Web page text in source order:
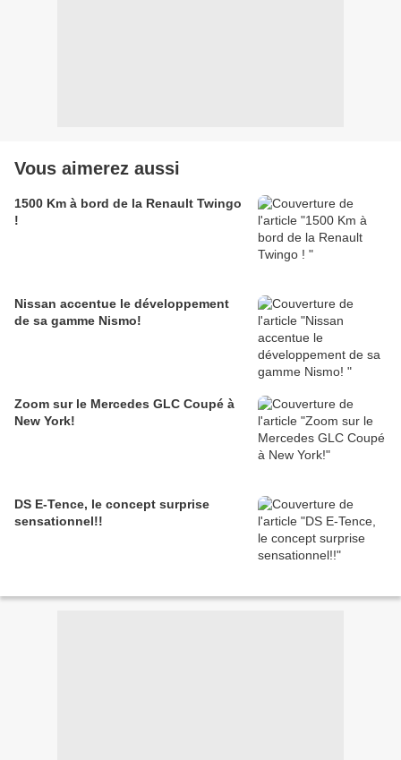
Vous aimerez aussi
1500 Km à bord de la Renault Twingo
!
Nissan accentue le développement
de sa gamme Nismo!
Zoom sur le Mercedes GLC Coupé à
New York!
DS E-Tence, le concept surprise
sensationnel!!